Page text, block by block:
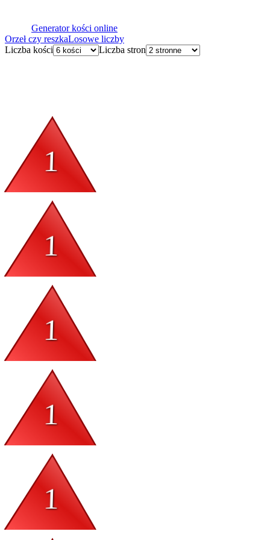
Generator kości online
Orzeł czy reszkaLosowe liczby
Liczba kości
Liczba stron